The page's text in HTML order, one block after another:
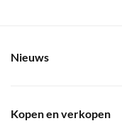
Nieuws
Kopen en verkopen